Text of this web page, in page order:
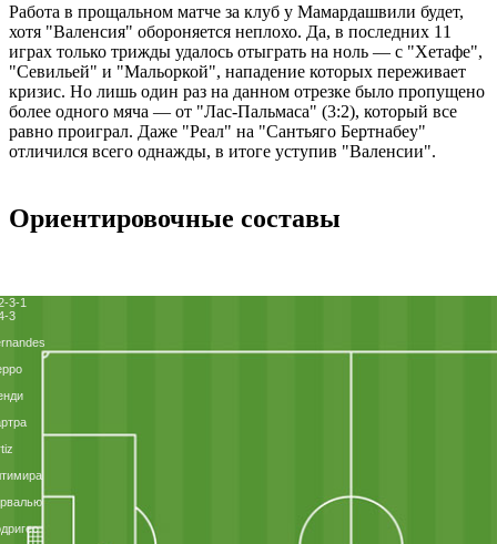
Работа в прощальном матче за клуб у Мамардашвили будет,
хотя "Валенсия" обороняется неплохо. Да, в последних 11
играх только трижды удалось отыграть на ноль — с "Хетафе",
"Севильей" и "Мальоркой", нападение которых переживает
кризис. Но лишь один раз на данном отрезке было пропущено
более одного мяча — от "Лас-Пальмаса" (3:2), который все
равно проиграл. Даже "Реал" на "Сантьяго Бертнабеу"
отличился всего однажды, в итоге уступив "Валенсии".
Ориентировочные составы
3-1
3